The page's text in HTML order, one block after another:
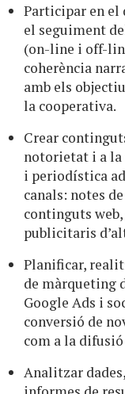
Participar en el
el seguiment
(on-line i off-
coherència
amb els
la cooperativa.
Crear
notorietat i a la
i periodística
canals: notes
continguts
publicitaris
Planificar,
de màrqueting
Google Ads i
conversió de
com a la
Analitzar